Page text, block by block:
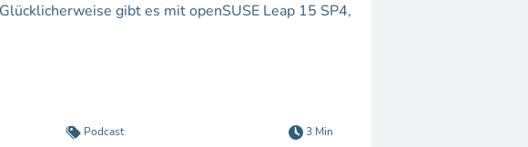
gibt es mit openSUSE Leap 15 SP4,
Podcast 3 Min